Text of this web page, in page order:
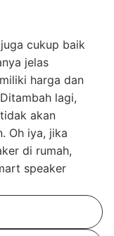
cukup baik
jelas
harga dan
lagi,
akan
Oh iya, jika
di rumah,
speaker